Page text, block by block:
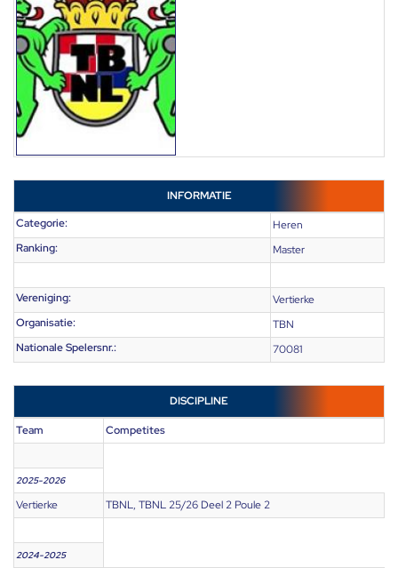
INFORMATIE
Categorie:
Heren
Ranking:
Master
Vereniging:
Vertierke
Organisatie:
TBN
Nationale Spelersnr.:
70081
DISCIPLINE
Team Competites
2025-2026
Vertierke TBNL, TBNL 25/26 Deel 2 Poule 2
2024-2025